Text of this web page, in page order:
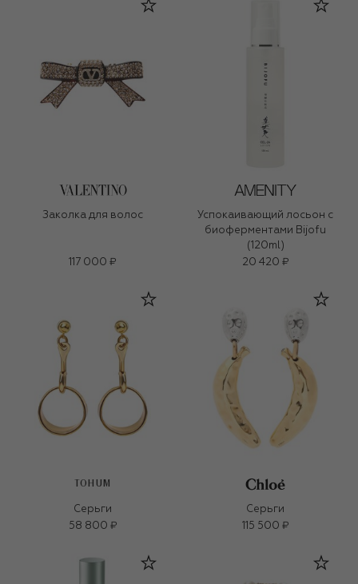
Заколка для волос
117 000 ₽
Успокаивающий лосьон с
биоферментами Bijofu
(120ml)
20 420 ₽
TOHUM
Серьги
58 800 ₽
Серьги
115 500 ₽